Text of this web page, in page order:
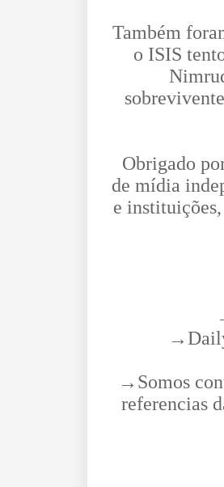
Também
o ISIS
Obrigado
de mídia
e
→Somos
referencias